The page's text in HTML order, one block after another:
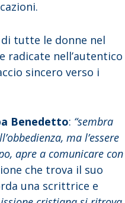
tutte le donne nel
nell’autentico
sincero verso i
Benedetto: “sembra
ma l’essere
apre a comunicare con
che trova il suo
una scrittrice e